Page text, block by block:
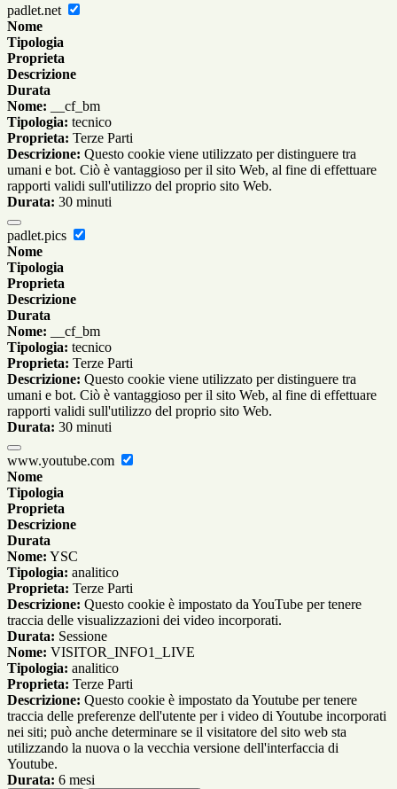
padlet.net
Nome
Tipologia
Proprieta
Descrizione
Durata
Nome: __cf_bm
Tipologia: tecnico
Proprieta: Terze Parti
Descrizione: Questo cookie viene utilizzato per distinguere tra
umani e bot. Ciò è vantaggioso per il sito Web, al fine di effettuare
rapporti validi sull'utilizzo del proprio sito Web.
Durata: 30 minuti
padlet.pics
Nome
Tipologia
Proprieta
Descrizione
Durata
Nome: __cf_bm
Tipologia: tecnico
Proprieta: Terze Parti
Descrizione: Questo cookie viene utilizzato per distinguere tra
umani e bot. Ciò è vantaggioso per il sito Web, al fine di effettuare
rapporti validi sull'utilizzo del proprio sito Web.
Durata: 30 minuti
www.youtube.com
Nome
Tipologia
Proprieta
Descrizione
Durata
Nome: YSC
Tipologia: analitico
Proprieta: Terze Parti
Descrizione: Questo cookie è impostato da YouTube per tenere
traccia delle visualizzazioni dei video incorporati.
Durata: Sessione
Nome: VISITOR_INFO1_LIVE
Tipologia: analitico
Proprieta: Terze Parti
Descrizione: Questo cookie è impostato da Youtube per tenere
traccia delle preferenze dell'utente per i video di Youtube incorporati
nei siti; può anche determinare se il visitatore del sito web sta
utilizzando la nuova o la vecchia versione dell'interfaccia di
Youtube.
Durata: 6 mesi